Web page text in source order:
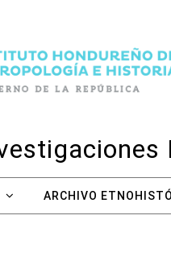
ARCHIVO